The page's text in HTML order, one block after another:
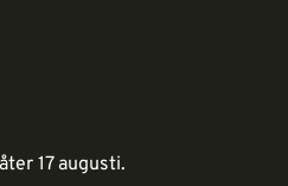
17 augusti.